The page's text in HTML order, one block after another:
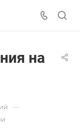
на
—